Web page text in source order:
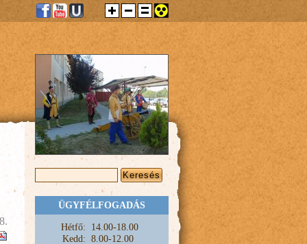
KERESÉS ŰRLAP
ÜGYFÉLFOGADÁS
Hétfő: 14.00-18.00
Kedd: 8.00-12.00